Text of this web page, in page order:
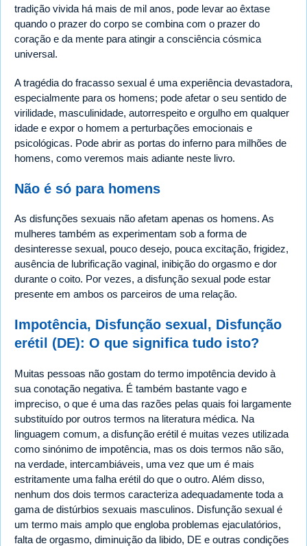
tradição vivida há mais de mil anos, pode levar ao êxtase
quando o prazer do corpo se combina com o prazer do
coração e da mente para atingir a consciência cósmica
universal.
A tragédia do fracasso sexual é uma experiência devastadora,
especialmente para os homens; pode afetar o seu sentido de
virilidade, masculinidade, autorrespeito e orgulho em qualquer
idade e expor o homem a perturbações emocionais e
psicológicas. Pode abrir as portas do inferno para milhões de
homens, como veremos mais adiante neste livro.
Não é só para homens
As disfunções sexuais não afetam apenas os homens. As
mulheres também as experimentam sob a forma de
desinteresse sexual, pouco desejo, pouca excitação, frigidez,
ausência de lubrificação vaginal, inibição do orgasmo e dor
durante o coito. Por vezes, a disfunção sexual pode estar
presente em ambos os parceiros de uma relação.
Impotência, Disfunção sexual, Disfunção
erétil (DE): O que significa tudo isto?
Muitas pessoas não gostam do termo impotência devido à
sua conotação negativa. É também bastante vago e
impreciso, o que é uma das razões pelas quais foi largamente
substituído por outros termos na literatura médica. Na
linguagem comum, a disfunção erétil é muitas vezes utilizada
como sinónimo de impotência, mas os dois termos não são,
na verdade, intercambiáveis, uma vez que um é mais
estritamente uma falha erétil do que o outro. Além disso,
nenhum dos dois termos caracteriza adequadamente toda a
gama de distúrbios sexuais masculinos. Disfunção sexual é
um termo mais amplo que engloba problemas ejaculatórios,
falta de orgasmo, diminuição da libido, DE e outras condições